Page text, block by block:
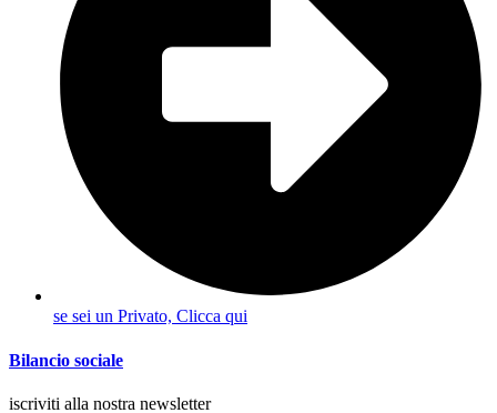
se sei un Privato, Clicca qui
Bilancio sociale
iscriviti alla nostra newsletter